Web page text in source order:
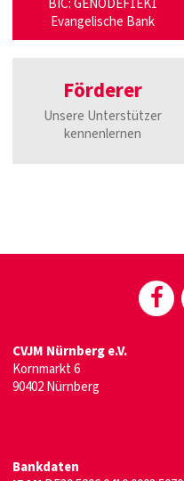
BIC: GENODEF1EK1
Evangelische Bank
Förderer
Unsere Unterstützer
kennenlernen
CVJM Nürnberg e.V.
Kornmarkt 6
90402 Nürnberg
Bankdaten